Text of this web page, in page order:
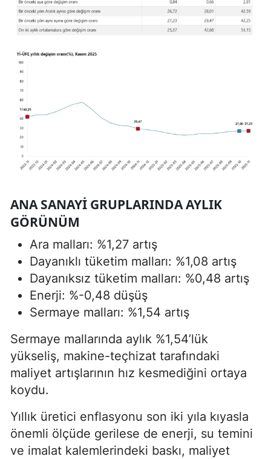
ANA SANAYI GRUPLARINDA AYLIK
GÖRÜNÜM
Ara malları: %1,27 artış
Dayanıklı tüketim malları: %1,08 artış
Dayanıksız tüketim malları: %0,48 artış
Enerji: %-0,48 düşüş
Sermaye malları: %1,54 artış
Sermaye mallarında aylık %1,54’lük
yükseliş, makine-teçhizat tarafındaki
maliyet artışlarının hız kesmediğini ortaya
koydu.
Yıllık üretici enflasyonu son iki yıla kıyasla
önemli ölçüde gerilese de enerji, su temini
ve imalat kalemlerindeki baskı, maliyet